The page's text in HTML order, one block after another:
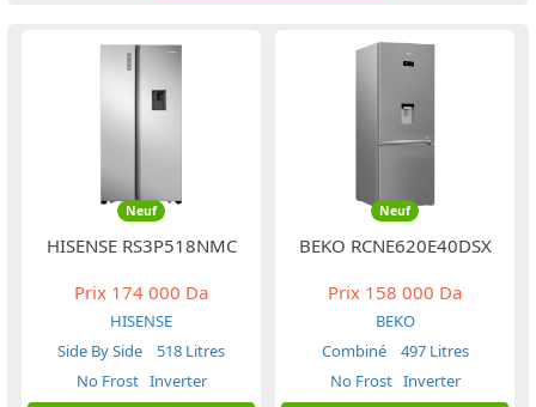
Neuf
HISENSE RS3P518NMC
Prix 174 000 Da
HISENSE
Side By Side
518 Litres
No Frost Inverter
Neuf
BEKO RCNE620E40DSX
Prix 158 000 Da
BEKO
Combiné
497 Litres
No Frost Inverter